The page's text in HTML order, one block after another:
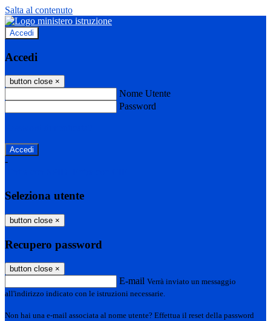
Salta al contenuto
Accedi
Accedi
button close ×
Nome Utente
Password
-
Seleziona utente
button close ×
Recupero password
button close ×
E-mail Verrà inviato un messaggio
all'indirizzo indicato con le istruzioni necessarie.
Non hai una e-mail associata al nome utente? Effettua il reset della password